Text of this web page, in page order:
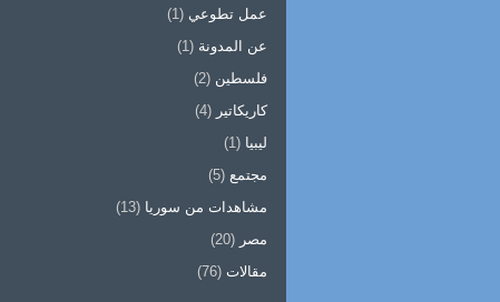
عمل تطوعي (1)
عن المدونة (1)
فلسطين (2)
كاريكاتير (4)
ليبيا (1)
مجتمع (5)
مشاهدات من سوريا (13)
مصر (20)
مقالات (76)